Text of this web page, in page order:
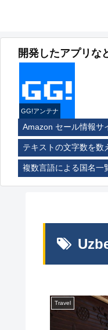
開発したアプリな
GG!アンテナ
Amazon セール情報サ
テキストの文字数を数
複数言語による国名一
Travel